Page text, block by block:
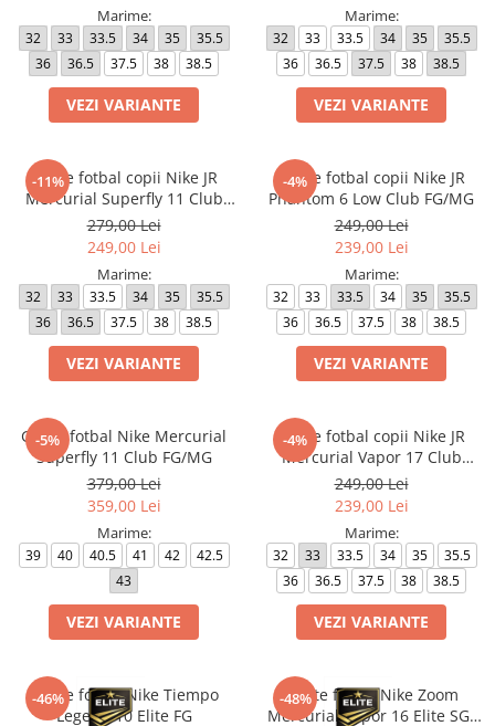
Marime:
32 33 33.5 34 35
35.5
36
36.5 37.5 38 38.5
VEZI VARIANTE
Marime:
32 33 33.5 34 35
35.5
36
36.5 37.5 38 38.5
VEZI VARIANTE
-11%
Ghete fotbal copii Nike JR
Mercurial Superfly 11 Club
FG/MG
279,00 Lei
249,00 Lei
Marime:
32 33 33.5 34 35
35.5
36
36.5 37.5 38 38.5
VEZI VARIANTE
-4%
Ghete fotbal copii Nike JR
Phantom 6 Low Club FG/MG
249,00 Lei
239,00 Lei
Marime:
32 33 33.5 34 35
35.5
36
36.5 37.5 38 38.5
VEZI VARIANTE
-5%
Ghete fotbal Nike Mercurial
Superfly 11 Club FG/MG
379,00 Lei
359,00 Lei
Marime:
39 40 40.5 41 42
42.5
43
VEZI VARIANTE
-4%
Ghete fotbal copii Nike JR
Mercurial Vapor 17 Club
FG/MG
249,00 Lei
239,00 Lei
Marime:
32 33 33.5 34 35
35.5
36
36.5 37.5 38 38.5
VEZI VARIANTE
-46%
Ghete fotbal Nike Tiempo
Legend 10 Elite FG
-48%
Ghete fotbal Nike Zoom
Mercurial Vapor 16 Elite SG-